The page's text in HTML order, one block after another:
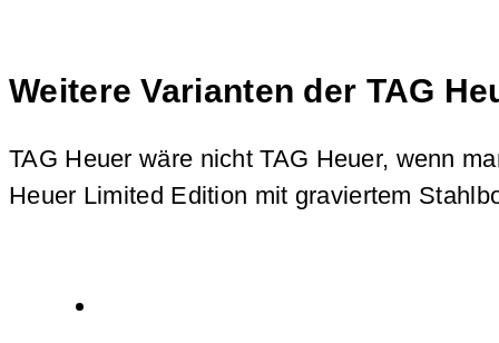
Weitere Varianten der TAG
TAG Heuer wäre nicht TAG Heuer, wenn
Heuer Limited Edition mit graviertem